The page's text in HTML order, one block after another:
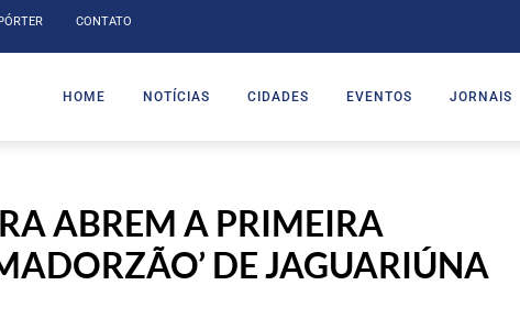
CONTATO
HOME NOTÍCIAS CIDADES EVENTOS JORNAIS
ABREM A PRIMEIRA
DE JAGUARIÚNA